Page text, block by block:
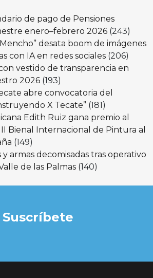
de pago de Pensiones
enero–febrero 2026 (243)
desata boom de imágenes
con IA en redes sociales (206)
vestido de transparencia en
2026 (193)
abre convocatoria del
X Tecate” (181)
Edith Ruiz gana premio al
Bienal Internacional de Pintura al
(149)
armas decomisadas tras operativo
de las Palmas (140)
Suscríbete